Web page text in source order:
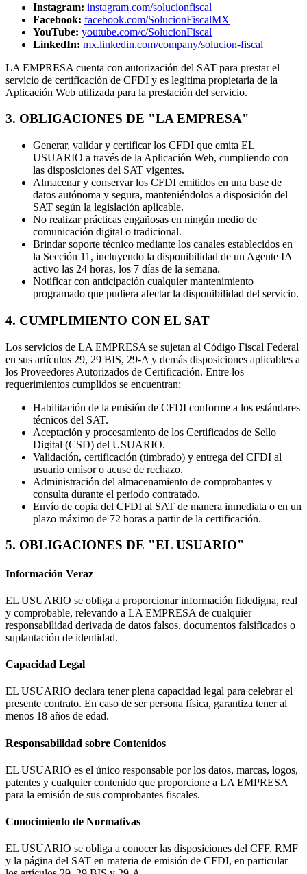
Instagram: instagram.com/solucionfiscal
Facebook: facebook.com/SolucionFiscalMX
YouTube: youtube.com/c/SolucionFiscal
LinkedIn: mx.linkedin.com/company/solucion-fiscal
LA EMPRESA cuenta con autorización del SAT para prestar el
servicio de certificación de CFDI y es legítima propietaria de la
Aplicación Web utilizada para la prestación del servicio.
3. OBLIGACIONES DE "LA EMPRESA"
Generar, validar y certificar los CFDI que emita EL
USUARIO a través de la Aplicación Web, cumpliendo con
las disposiciones del SAT vigentes.
Almacenar y conservar los CFDI emitidos en una base de
datos autónoma y segura, manteniéndolos a disposición del
SAT según la legislación aplicable.
No realizar prácticas engañosas en ningún medio de
comunicación digital o tradicional.
Brindar soporte técnico mediante los canales establecidos en
la Sección 11, incluyendo la disponibilidad de un Agente IA
activo las 24 horas, los 7 días de la semana.
Notificar con anticipación cualquier mantenimiento
programado que pudiera afectar la disponibilidad del servicio.
4. CUMPLIMIENTO CON EL SAT
Los servicios de LA EMPRESA se sujetan al Código Fiscal Federal
en sus artículos 29, 29 BIS, 29-A y demás disposiciones aplicables a
los Proveedores Autorizados de Certificación. Entre los
requerimientos cumplidos se encuentran:
Habilitación de la emisión de CFDI conforme a los estándares
técnicos del SAT.
Aceptación y procesamiento de los Certificados de Sello
Digital (CSD) del USUARIO.
Validación, certificación (timbrado) y entrega del CFDI al
usuario emisor o acuse de rechazo.
Administración del almacenamiento de comprobantes y
consulta durante el período contratado.
Envío de copia del CFDI al SAT de manera inmediata o en un
plazo máximo de 72 horas a partir de la certificación.
5. OBLIGACIONES DE "EL USUARIO"
Información Veraz
EL USUARIO se obliga a proporcionar información fidedigna, real
y comprobable, relevando a LA EMPRESA de cualquier
responsabilidad derivada de datos falsos, documentos falsificados o
suplantación de identidad.
Capacidad Legal
EL USUARIO declara tener plena capacidad legal para celebrar el
presente contrato. En caso de ser persona física, garantiza tener al
menos 18 años de edad.
Responsabilidad sobre Contenidos
EL USUARIO es el único responsable por los datos, marcas, logos,
patentes y cualquier contenido que proporcione a LA EMPRESA
para la emisión de sus comprobantes fiscales.
Conocimiento de Normativas
EL USUARIO se obliga a conocer las disposiciones del CFF, RMF
y la página del SAT en materia de emisión de CFDI, en particular